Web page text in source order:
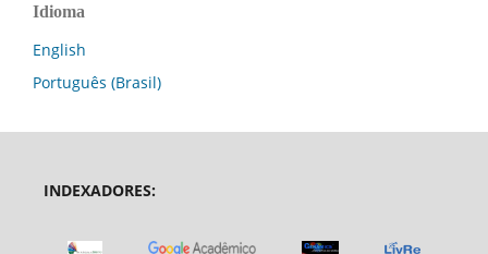
Idioma
English
Português (Brasil)
INDEXADORES: